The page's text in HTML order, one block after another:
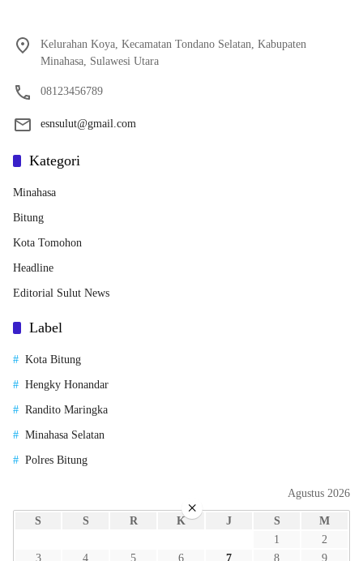
Kelurahan Koya, Kecamatan Tondano Selatan, Kabupaten
Minahasa, Sulawesi Utara
08123456789
esnsulut@gmail.com
Kategori
Minahasa
Bitung
Kota Tomohon
Headline
Editorial Sulut News
Label
Kota Bitung
Hengky Honandar
Randito Maringka
Minahasa Selatan
Polres Bitung
Agustus 2026
S S R K J S
M
1
2
3
4 5 6 7 8 9
×